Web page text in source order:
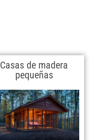
Casas de madera
pequeñas